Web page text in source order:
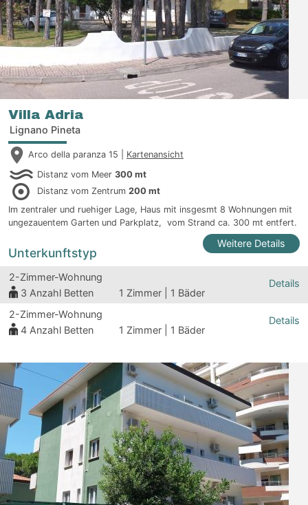
Villa Adria
Lignano Pineta
Arco della paranza 15 | Kartenansicht
Distanz vom Meer 300 mt
Distanz vom Zentrum 200 mt
Im zentraler und ruehiger Lage, Haus mit insgesmt 8 Wohnungen mit
ungezauentem Garten und Parkplatz, vom Strand ca. 300 mt entfert.
Weitere Details
Unterkunftstyp
2-Zimmer-Wohnung
3 Anzahl Betten 1 Zimmer | 1 Bäder
Details
2-Zimmer-Wohnung
4 Anzahl Betten 1 Zimmer | 1 Bäder
Details